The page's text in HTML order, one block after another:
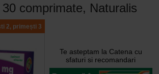
comprimate, Naturalis
2, primești 3
Te asteptam la Catena cu
sfaturi si recomandari